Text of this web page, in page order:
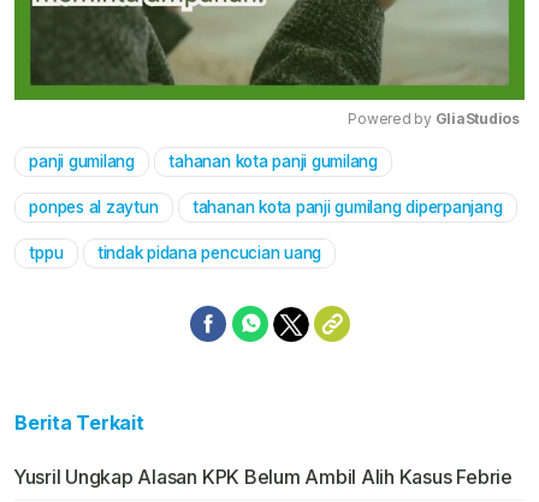
Powered by GliaStudios
panji gumilang tahanan kota panji gumilang
ponpes al zaytun tahanan kota panji gumilang diperpanjang
tppu tindak pidana pencucian uang
Berita Terkait
Yusril Ungkap Alasan KPK Belum Ambil Alih Kasus Febrie